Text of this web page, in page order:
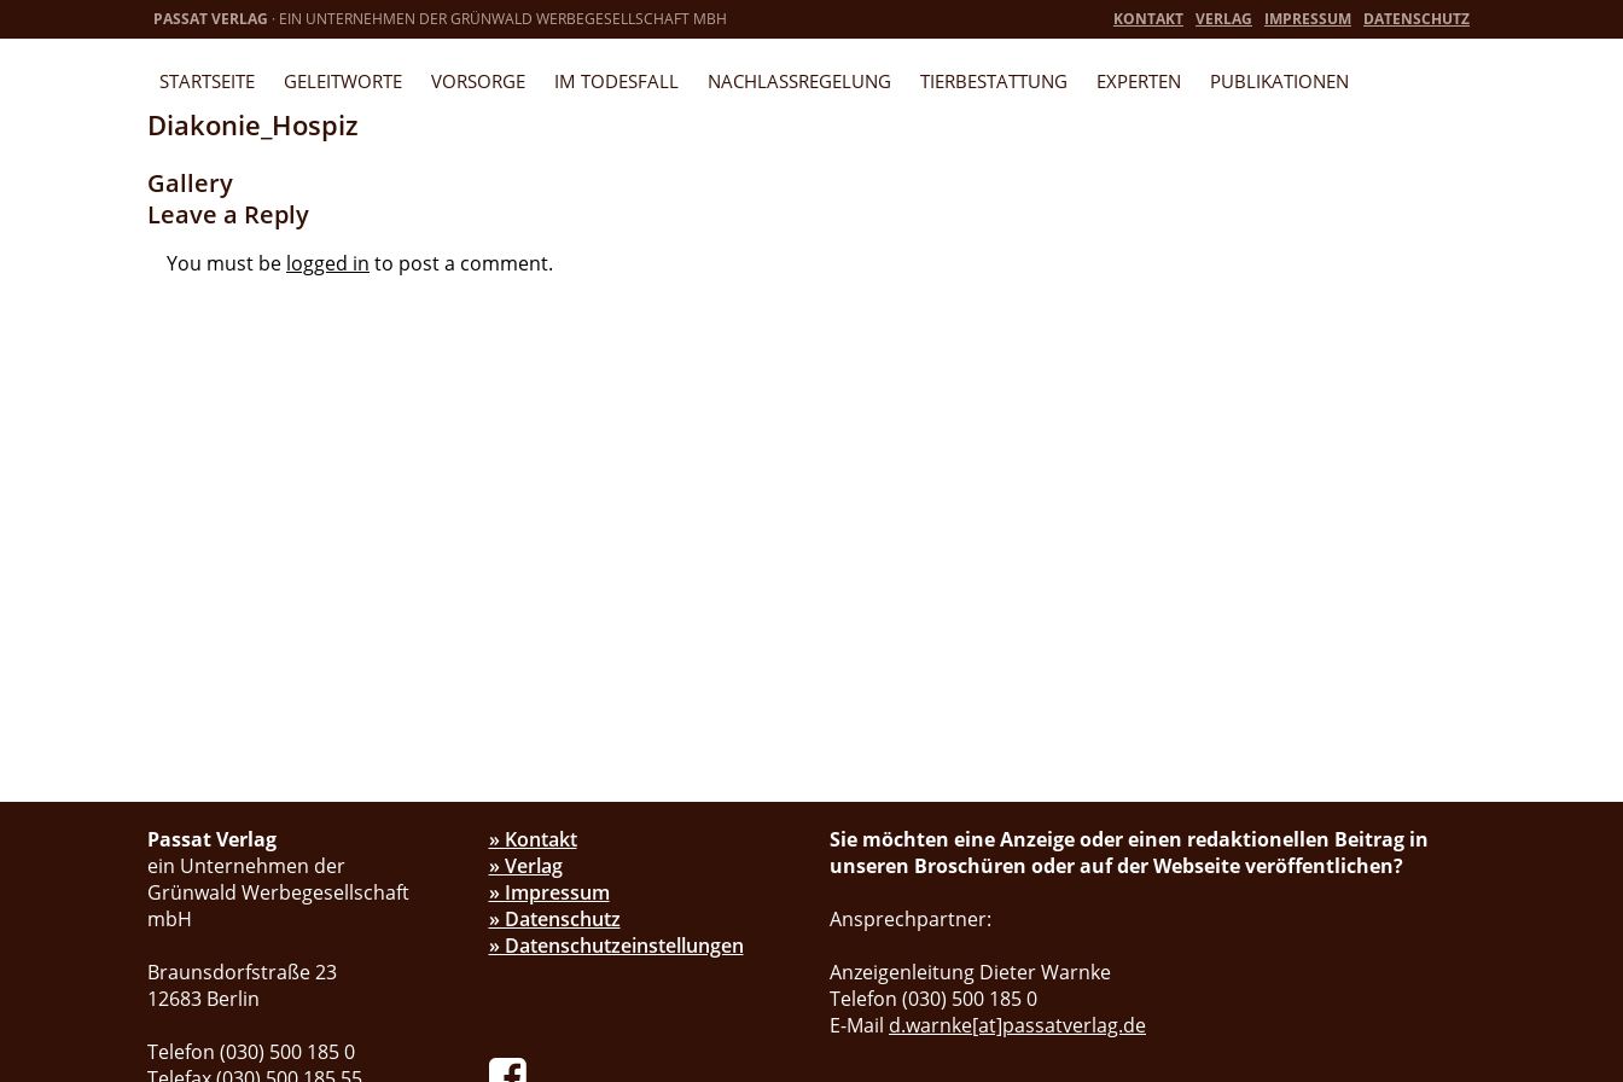
PASSAT VERLAG · EIN UNTERNEHMEN DER GRÜNWALD WERBEGESELLSCHAFT MBH KONTAKT VERLAG IMPRESSUM DATENSCHUTZ
STARTSEITE GELEITWORTE VORSORGE IM TODESFALL NACHLASSREGELUNG TIERBESTATTUNG EXPERTEN PUBLIKATIONEN
Diakonie_Hospiz
Gallery
Leave a Reply
You must be logged in to post a comment.
Passat Verlag
ein Unternehmen der
Grünwald Werbegesellschaft
mbH
Braunsdorfstraße 23
12683 Berlin
Telefon (030) 500 185 0
» Kontakt
» Verlag
» Impressum
» Datenschutz
» Datenschutzeinstellungen
Sie möchten eine Anzeige oder einen redaktionellen Beitrag in
unseren Broschüren oder auf der Webseite veröffentlichen?
Ansprechpartner:
Anzeigenleitung Dieter Warnke
Telefon (030) 500 185 0
E-Mail d.warnke[at]passatverlag.de